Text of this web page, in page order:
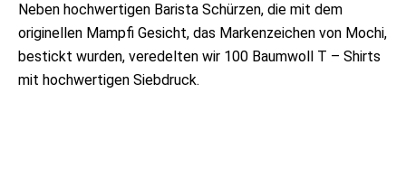
Neben hochwertigen Barista Schürzen, die mit dem
originellen Mampfi Gesicht, das Markenzeichen von Mochi,
bestickt wurden, veredelten wir 100 Baumwoll T – Shirts
mit hochwertigen Siebdruck.